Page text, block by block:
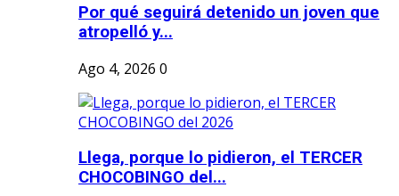
Por qué seguirá detenido un joven que
atropelló y...
Ago 4, 2026 0
Llega, porque lo pidieron, el TERCER
CHOCOBINGO del...